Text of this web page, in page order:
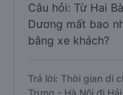
Câu hỏi: Từ Hai
Dương mất bao
bằng xe khách?
Trả lời: Thời gian di
Trưng - Hà Nội đi